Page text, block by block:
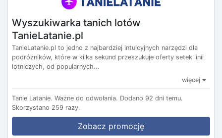
Wyszukiwarka tanich lotów
TanieLatanie.pl
TanieLatanie.pl to jedno z najbardziej intuicyjnych narzędzi dla
podróżników, które w kilka sekund przeszukuje oferty setek linii
lotniczych, od popularnych...
więcej
Tanie Latanie. Ważne do odwołania. Dodano 92 dni temu.
Skorzystano 259 razy.
Zobacz promocję